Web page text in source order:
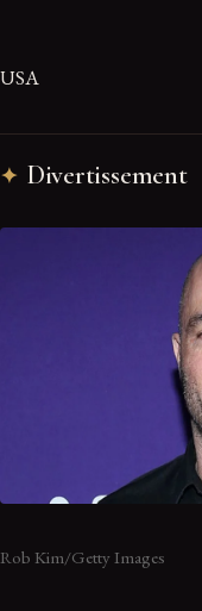
USA
Divertissement
Rob Kim/Getty Images